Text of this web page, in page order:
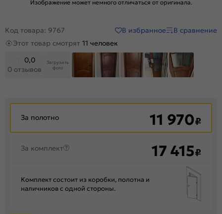
Изображение может немного отличаться от оригинала.
Код товара: 9767 В избранное
В сравнение
Этот товар смотрят 11 человек
0,0
0 отзывов
Загрузить
фото
За полотно 11 970₽
За комплект 17 415₽
Комплект состоит из коробки, полотна и
наличников с одной стороны.